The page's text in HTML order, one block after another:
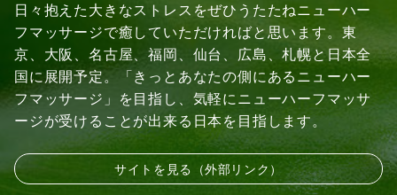
日々抱えた大きなストレスをぜひうたたねニューハー
フマッサージで癒していただければと思います。東
京、大阪、名古屋、福岡、仙台、広島、札幌と日本全
国に展開予定。「きっとあなたの側にあるニューハー
フマッサージ」を目指し、気軽にニューハーフマッサ
ージが受けることが出来る日本を目指します。
サイトを見る（外部リンク）